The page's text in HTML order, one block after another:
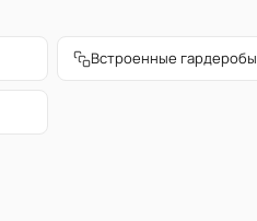
Встроенные гардеробы